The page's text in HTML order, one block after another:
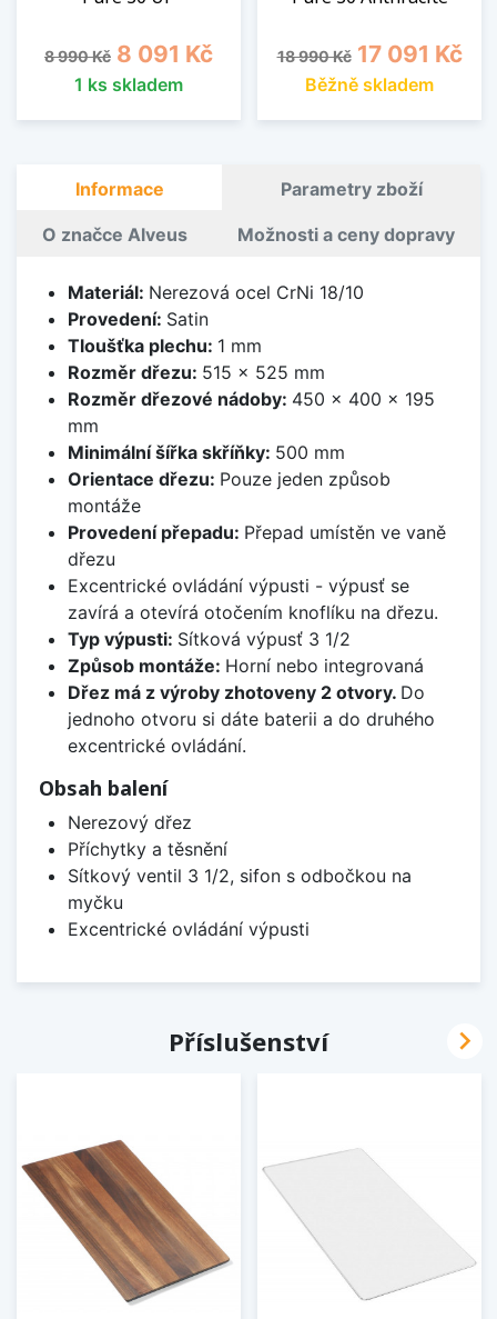
Běžná cena
8 990 Kč Cena
8 091 Kč
1 ks skladem
Běžná cena
18 990 Kč Cena
17 091 Kč
Běžně skladem
Informace Parametry zboží
O značce Alveus Možnosti a ceny dopravy
Materiál: Nerezová ocel CrNi 18/10
Provedení: Satin
Tloušťka plechu: 1 mm
Rozměr dřezu: 515 x 525 mm
Rozměr dřezové nádoby: 450 x 400 x 195
mm
Minimální šířka skříňky: 500 mm
Orientace dřezu: Pouze jeden způsob
montáže
Provedení přepadu: Přepad umístěn ve vaně
dřezu
Excentrické ovládání výpusti - výpusť se
zavírá a otevírá otočením knoflíku na dřezu.
Typ výpusti: Sítková výpusť 3 1/2
Způsob montáže: Horní nebo integrovaná
Dřez má z výroby zhotoveny 2 otvory. Do
jednoho otvoru si dáte baterii a do druhého
excentrické ovládání.
Obsah balení
Nerezový dřez
Příchytky a těsnění
Sítkový ventil 3 1/2, sifon s odbočkou na
myčku
Excentrické ovládání výpusti
Příslušenství 